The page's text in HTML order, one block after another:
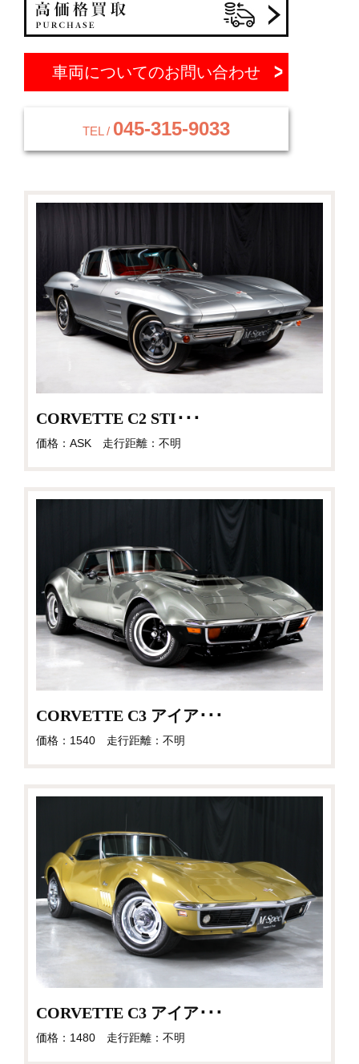
車両についてのお問い合わせ
TEL / 045-315-9033
CORVETTE C2 STI･･･
価格：ASK 走行距離：不明
CORVETTE C3 アイア･･･
価格：1540 走行距離：不明
CORVETTE C3 アイア･･･
価格：1480 走行距離：不明